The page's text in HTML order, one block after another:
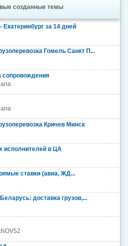
созданные темы
Екатеринбург за 14 дней
Гомель Санкт П...
сопровождения
Кричев Минск
исполнителей в ЦА
ставки (авиа, ЖД...
доставка грузов,...